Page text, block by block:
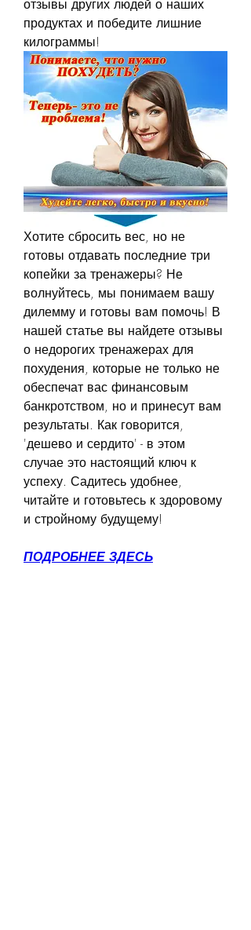
отзывы других людей о наших
продуктах и победите лишние
килограммы!
Хотите сбросить вес, но не
готовы отдавать последние три
копейки за тренажеры? Не
волнуйтесь, мы понимаем вашу
дилемму и готовы вам помочь! В
нашей статье вы найдете отзывы
о недорогих тренажерах для
похудения, которые не только не
обеспечат вас финансовым
банкротством, но и принесут вам
результаты. Как говорится,
'дешево и сердито' - в этом
случае это настоящий ключ к
успеху. Садитесь удобнее,
читайте и готовьтесь к здоровому
и стройному будущему!
ПОДРОБНЕЕ ЗДЕСЬ